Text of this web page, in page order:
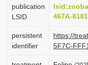
publication
LSID
467A-
persistent
identifier
https://
5F7C-